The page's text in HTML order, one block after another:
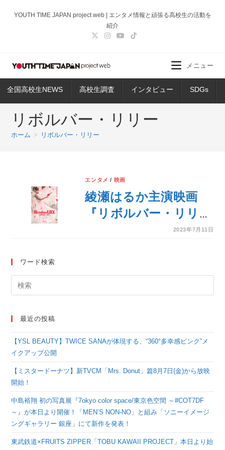
ス
ッ
YOUTH TIME JAPAN project web | エンタメ情報と頑張る高校生の活動を
紹介
全国高校生NEWS 高校生調査 インタビュー SDGs
メニュー
リボルバー・リリー
ホーム > リボルバー・リリー
エンタメ / 映画
綾瀬はるか主演映画
『リボルバー・リリ
ー』衣裳＆写真展が開
2023年7月11日
ワード検索
最近の投稿
【YSL BEAUTY】TWICE SANAが体現する、“360°多幸感ピンク”メ
イクアップ公開
【ミスタードーナツ】新TVCM「Mrs. Donut」篇8月7日(金)から放映
開始！
中島裕翔 初の写真展『7okyo color space/東京色空間 ～#COT7DF
～』が本日より開催！「MEN’S NON-NO」と組み「ソニーイメージ
ングギャラリー 銀座」にて新作を発表！
東武鉄道×FRUITS ZIPPER「TOBU KAWAII PROJECT」本日より始